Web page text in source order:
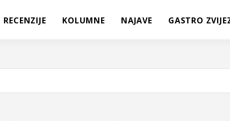
RECENZIJE KOLUMNE NAJAVE GASTRO